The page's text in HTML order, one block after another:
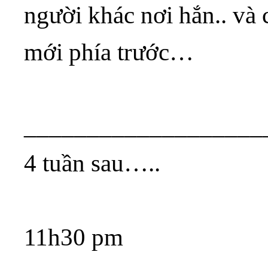
người khác nơi hắn.. và
mới phía trước…
4 tuần sau…..
11h30 pm